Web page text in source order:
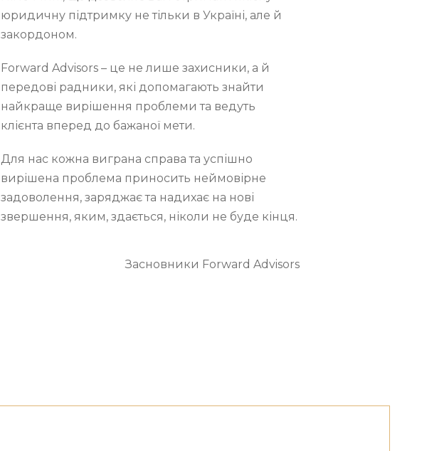
юридичну підтримку не тільки в Україні, але й
закордоном.
Forward Advisors – це не лише захисники, а й
передові радники, які допомагають знайти
найкраще вирішення проблеми та ведуть
клієнта вперед до бажаної мети.
Для нас кожна виграна справа та успішно
вирішена проблема приносить неймовірне
задоволення, заряджає та надихає на нові
звершення, яким, здається, ніколи не буде кінця.
Засновники Forward Advisors